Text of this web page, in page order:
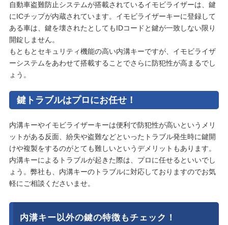
自動車盗難防止システムが搭載されているイモビライザーは、鍵
にICチップが内蔵されています。イモビライザーキーに登録して
ある車は、鍵を壊されたとしてもIDコードと鍵が一致しない限り
開錠しません。
もともとセキュリティ機能の高い内溝キーですが、イモビライザ
ーシステムをあわせて搭載することでさらに防犯性が高まるでし
ょう。
鍵トラブルはプロにお任せ！
内溝キーやイモビライザーキーは便利で防犯性が高いというメリ
ットがある反面、紛失や盗難などといったトラブル発生時に鍵開
けや複製をするのがとても難しいというデメリットもあります。
内溝キーによるトラブルが起きた際は、プロに任せるといいでし
ょう。弊社も、内溝キーのトラブルに対応しておりますのでお気
軽にご相談くださいませ。
内溝キー以外の鍵の特徴もチェック！